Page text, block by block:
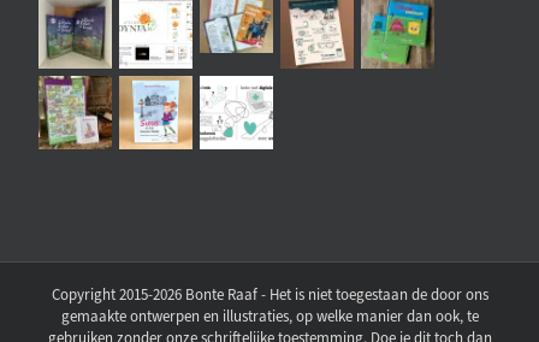
Copyright 2015-2026 Bonte Raaf - Het is niet toegestaan de door ons
gemaakte ontwerpen en illustraties, op welke manier dan ook, te